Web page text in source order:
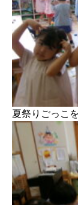
夏祭りごっこ